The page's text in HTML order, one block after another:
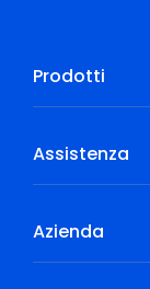
Prodotti
Assistenza
Azienda